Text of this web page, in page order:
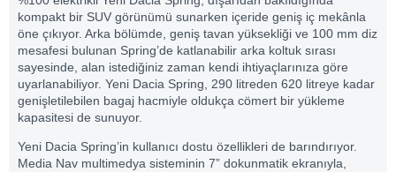
kompakt bir SUV görünümü sunarken içeride geniş iç mekânla
öne çıkıyor. Arka bölümde, geniş tavan yüksekliği ve 100 mm diz
mesafesi bulunan Spring’de katlanabilir arka koltuk sırası
sayesinde, alan istediğiniz zaman kendi ihtiyaçlarınıza göre
uyarlanabiliyor. Yeni Dacia Spring, 290 litreden 620 litreye kadar
genişletilebilen bagaj hacmiyle oldukça cömert bir yükleme
kapasitesi de sunuyor.
Yeni Dacia Spring’in kullanıcı dostu özellikleri de barındırıyor.
Media Nav multimedya sisteminin 7” dokunmatik ekranıyla,